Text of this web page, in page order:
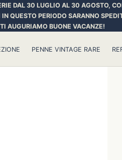
DAL 30 LUGLIO AL 30 AGOSTO,
QUESTO PERIODO SARANNO
TI AUGURIAMO BUONE VACANZE!
PENNE VINTAGE RARE